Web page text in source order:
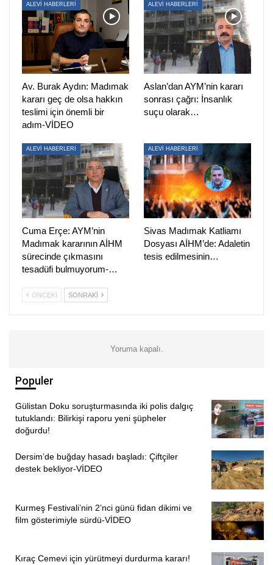
Başvuruyu karara bağlayan AİHM, Savda’ya 2.500 Euro
manevi tazminat ödenmesine karar verdi.
ALEVİ HABERLERİ
Av. Burak Aydın: Madımak
kararı geç de olsa hakkın
teslimi için önemli bir
adım-VİDEO
ALEVİ HABERLERİ
Aslan’dan AYM’nin kararı
sonrası çağrı: İnsanlık
suçu olarak…
ALEVİ HABERLERİ
Cuma Erçe: AYM’nin
Madımak kararının AİHM
sürecinde çıkmasını
tesadüfi bulmuyorum-…
ALEVİ HABERLERİ
Sivas Madımak Katliamı
Dosyası AİHM’de: Adaletin
tesis edilmesinin…
ÖNCEKI SONRAKI
Yoruma kapalı.
Populer
Gülistan Doku soruşturmasında iki polis dalgıç
tutuklandı: Bilirkişi raporu yeni şüpheler
doğurdu!
Dersim’de buğday hasadı başladı: Çiftçiler
destek bekliyor-VİDEO
Kurmeş Festivali’nin 2’nci günü fidan dikimi ve
film gösterimiyle sürdü-VİDEO
Kıraç Cemevi için yürütmeyi durdurma kararı!